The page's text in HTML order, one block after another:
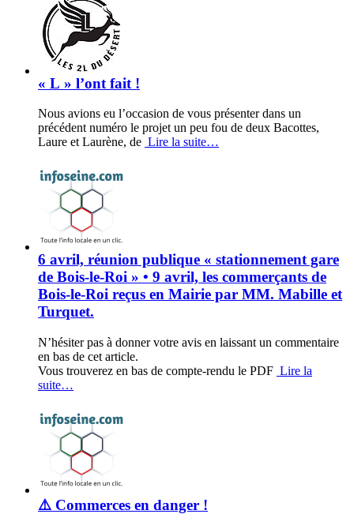
« L » l’ont fait !
Nous avions eu l’occasion de vous présenter dans un
précédent numéro le projet un peu fou de deux Bacottes,
Laure et Laurène, de Lire la suite…
6 avril, réunion publique « stationnement gare
de Bois-le-Roi » • 9 avril, les commerçants de
Bois-le-Roi reçus en Mairie par MM. Mabille et
Turquet.
N’hésiter pas à donner votre avis en laissant un commentaire
en bas de cet article.
Vous trouverez en bas de compte-rendu le PDF Lire la
suite…
⚠️ Commerces en danger !